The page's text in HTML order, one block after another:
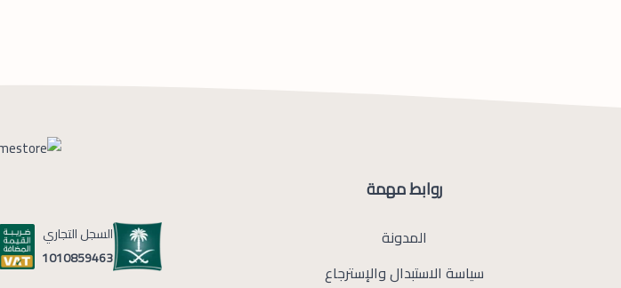
روابط مهمة
المدونة
سياسة الاستبدال والإسترجاع
السجل التجاري
1010859463